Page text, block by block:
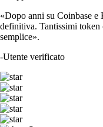
«Dopo anni su Coinbase e
definitiva. Tantissimi token
semplice».
-Utente verificato